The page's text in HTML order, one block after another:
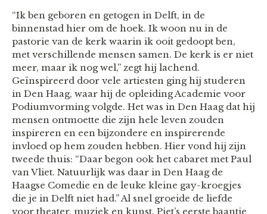
“Ik ben geboren en getogen in Delft, in de
binnenstad hier om de hoek. Ik woon nu in de
pastorie van de kerk waarin ik ooit gedoopt ben,
met verschillende mensen samen. De kerk is er niet
meer, maar ik nog wel,” zegt hij lachend.
Geïnspireerd door vele artiesten ging hij studeren
in Den Haag, waar hij de opleiding Academie voor
Podiumvorming volgde. Het was in Den Haag dat hij
mensen ontmoette die zijn hele leven zouden
inspireren en een bijzondere en inspirerende
invloed op hem zouden hebben. Hier vond hij zijn
tweede thuis: “Daar begon ook het cabaret met Paul
van Vliet. Natuurlijk was daar in Den Haag de
Haagse Comedie en de leuke kleine gay-kroegjes
die je in Delft niet had.” Al snel groeide de liefde
voor theater, muziek en kunst. Piet’s eerste baantje